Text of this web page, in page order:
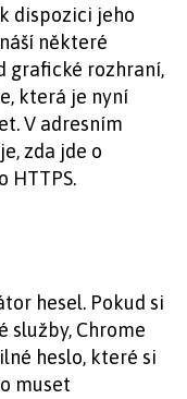
dispozici jeho
některé
grafické rozhraní,
která je nyní
V adresním
zda jde o
HTTPS.
hesel. Pokud si
služby, Chrome
heslo, které si
muset